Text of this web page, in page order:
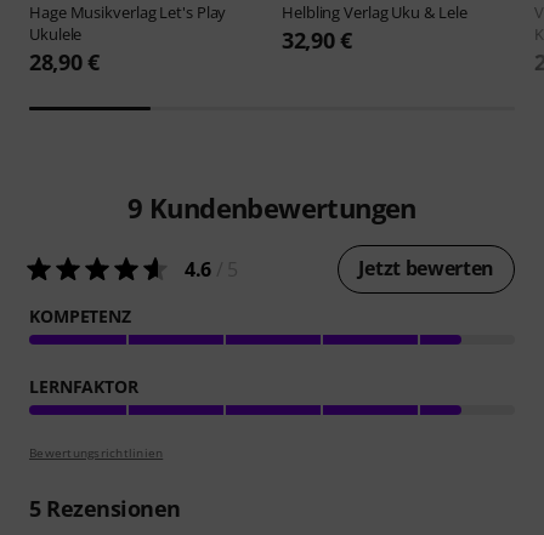
Hage MusikverlagLet's Play
Ukulele
28,90 €
Helbling VerlagUku & Lele
32,90 €
9 Kundenbewertungen
4.6 Jetzt bewerten
KOMPETENZ
LERNFAKTOR
Bewertungsrichtlinien
5Rezensionen